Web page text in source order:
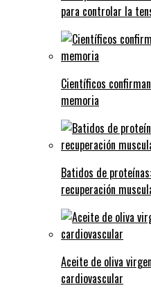
para controlar la
Científicos
memoria
Batidos de
recuperación
Aceite de oliva
cardiovascular